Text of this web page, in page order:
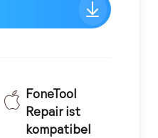
FoneTool
Repair ist
kompatibel